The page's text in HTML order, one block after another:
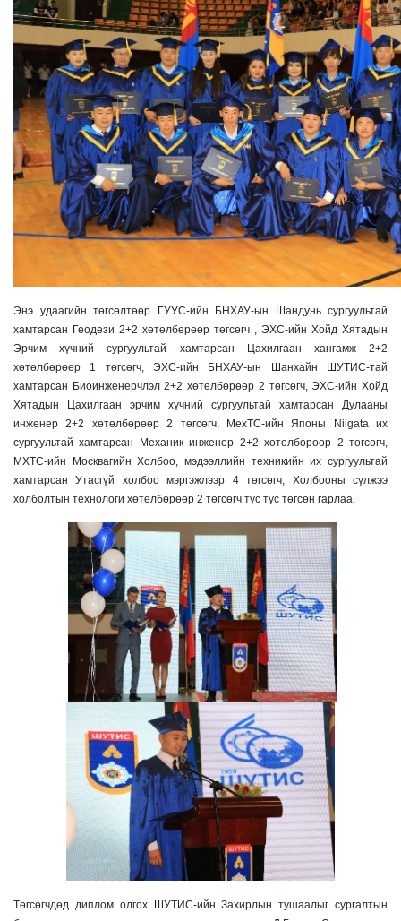
Энэ удаагийн төгсөлтөөр ГУУС-ийн БНХАУ-ын Шандунь сургуультай
хамтарсан Геодези 2+2 хөтөлбөрөөр төгсөгч , ЭХС-ийн Хойд Хятадын
Эрчим хүчний сургуультай хамтарсан Цахилгаан хангамж 2+2
хөтөлбөрөөр 1 төгсөгч, ЭХС-ийн БНХАУ-ын Шанхайн ШУТИС-тай
хамтарсан Биоинженерчлэл 2+2 хөтөлбөрөөр 2 төгсөгч, ЭХС-ийн Хойд
Хятадын Цахилгаан эрчим хүчний сургуультай хамтарсан Дулааны
инженер 2+2 хөтөлбөрөөр 2 төгсөгч, МехТС-ийн Японы Niigata их
сургуультай хамтарсан Механик инженер 2+2 хөтөлбөрөөр 2 төгсөгч,
МХТС-ийн Москвагийн Холбоо, мэдээллийн техникийн их сургуультай
хамтарсан Утасгүй холбоо мэргэжлээр 4 төгсөгч, Холбооны сүлжээ
холболтын технологи хөтөлбөрөөр 2 төгсөгч тус тус төгсөн гарлаа.
Төгсөгчдөд диплом олгох ШУТИС-ийн Захирлын тушаалыг сургалтын